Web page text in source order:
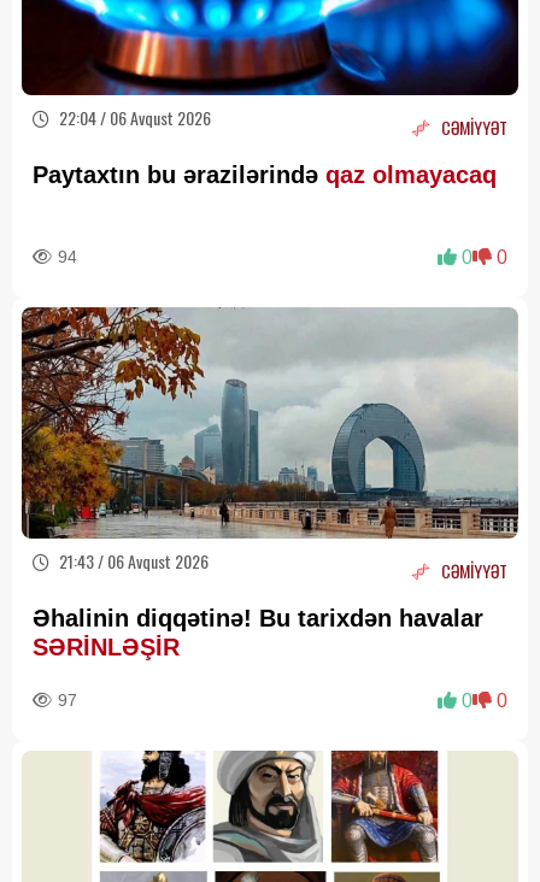
22:04 / 06 Avqust 2026 CƏMİYYƏT
Paytaxtın bu ərazilərində qaz olmayacaq
94 0 0
21:43 / 06 Avqust 2026 CƏMİYYƏT
Əhalinin diqqətinə! Bu tarixdən havalar
SƏRİNLƏŞİR
97 0 0